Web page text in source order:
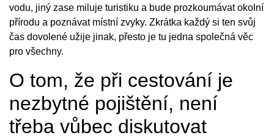
vodu, jiný zase miluje turistiku a bude prozkoumávat okolní
přírodu a poznávat místní zvyky. Zkrátka každý si ten svůj
čas dovolené užije jinak, přesto je tu jedna společná věc
pro všechny.
O tom, že při cestování je
nezbytné pojištění, není
třeba vůbec diskutovat